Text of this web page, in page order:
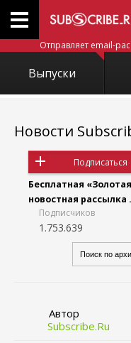
Отправляет email-
Выпуски
Новости
Подписаться
Бесплатная
новостная рассылка .
Подписчиков
1.753.639
Автор
Subscribe.Ru